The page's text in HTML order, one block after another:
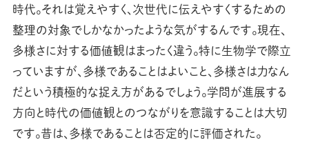
時代。それは覚えやすく、次世代に伝えやすくするための
整理の対象でしかなかったような気がするんです。現在、
多様さに対する価値観はまったく違う。特に生物学で際立
っていますが、多様であることはよいこと、多様さは力なん
だという積極的な捉え方があるでしょう。学問が進展する
方向と時代の価値観とのつながりを意識することは大切
です。昔は、多様であることは否定的に評価された。